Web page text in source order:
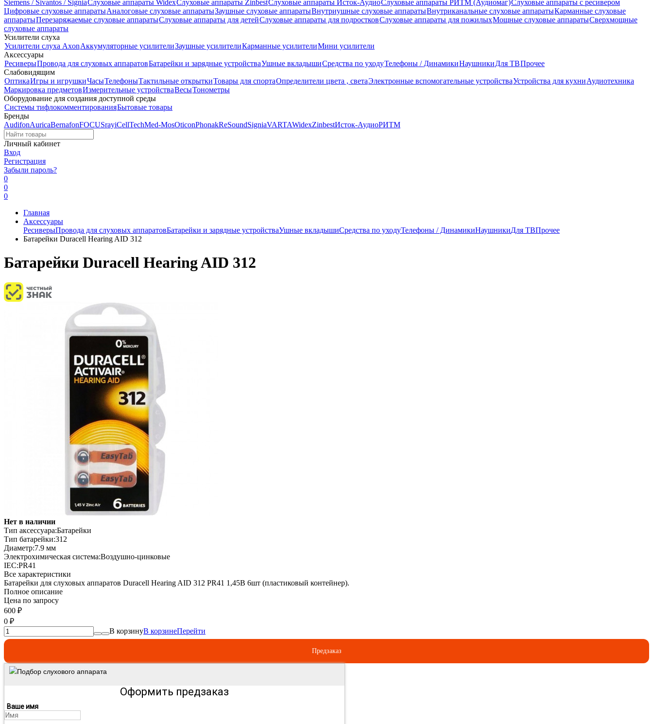
Siemens / Sivantos / SigniaСлуховые аппараты WidexСлуховые аппараты ZinbestСлуховые аппараты Исток-АудиоСлуховые аппараты РИТМ (Аудиомаг)Слуховые аппараты с ресивером
Цифровые слуховые аппаратыАналоговые слуховые аппаратыЗаушные слуховые аппаратыВнутриушные слуховые аппаратыВнутриканальные слуховые аппаратыКарманные слуховые
аппаратыПерезаряжаемые слуховые аппаратыСлуховые аппараты для детейСлуховые аппараты для подростковСлуховые аппараты для пожилыхМощные слуховые аппаратыСверхмощные
слуховые аппараты
Усилители слуха
Усилители слуха AxonАккумуляторные усилителиЗаушные усилителиКарманные усилителиМини усилители
Аксессуары
РесиверыПровода для слуховых аппаратовБатарейки и зарядные устройстваУшные вкладышиСредства по уходуТелефоны / ДинамикиНаушникиДля ТВПрочее
Слабовидящим
ОптикаИгры и игрушкиЧасыТелефоныТактильные открыткиТовары для спортаОпределители цвета , светаЭлектронные вспомогательные устройстваУстройства для кухниАудиотехника
Маркировка предметовИзмерительные устройстваВесыТонометры
Оборудование для создания доступной среды
Системы тифлокомментированияБытовые товары
Бренды
AudifonAuricaBernafonFOCUSrayiCellTechMed-MosOticonPhonakReSoundSigniaVARTAWidexZinbestИсток-АудиоРИТМ
Личный кабинет
Вход
Регистрация
Забыли пароль?
0
0
0
Главная
Аксессуары
РесиверыПровода для слуховых аппаратовБатарейки и зарядные устройстваУшные вкладышиСредства по уходуТелефоны / ДинамикиНаушникиДля ТВПрочее
Батарейки Duracell Hearing AID 312
Батарейки Duracell Hearing AID 312
Нет в наличии
Тип аксессуара:Батарейки
Тип батарейки:312
Диаметр:7.9 мм
Электрохимическая система:Воздушно-цинковые
IEC:PR41
Все характеристики
Батарейки для слуховых аппаратов Duracell Hearing AID 312 PR41 1,45В 6шт (пластиковый контейнер).
Полное описание
Цена по запросу
600 ₽
0 ₽
В корзинуВ корзинеПерейти
Предзаказ
Подбор слухового аппарата
Оформить предзаказ
Ваше имя